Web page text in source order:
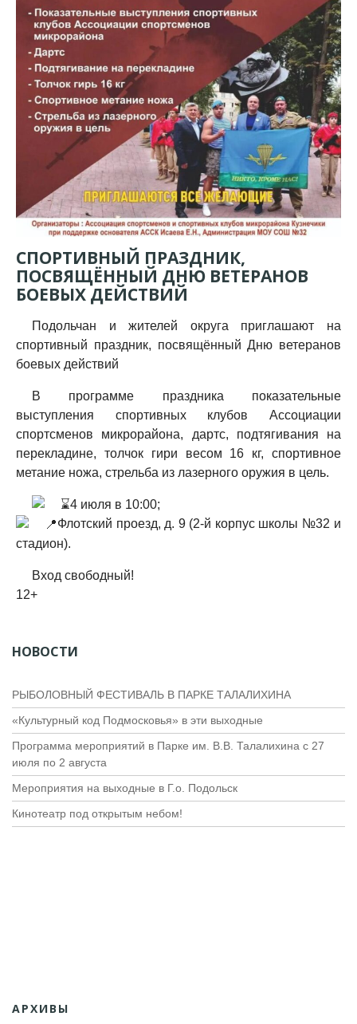
СПОРТИВНЫЙ ПРАЗДНИК,
ПОСВЯЩЁННЫЙ ДНЮ ВЕТЕРАНОВ
БОЕВЫХ ДЕЙСТВИЙ
Подольчан и жителей округа приглашают на
спортивный праздник, посвящённый Дню ветеранов
боевых действий
В программе праздника показательные
выступления спортивных клубов Ассоциации
спортсменов микрорайона, дартс, подтягивания на
перекладине, толчок гири весом 16 кг, спортивное
метание ножа, стрельба из лазерного оружия в цель.
️4 июля в 10:00;
Флотский проезд, д. 9 (2‑й корпус школы №32 и
стадион).
Вход свободный!
12+
НОВОСТИ
РЫБОЛОВНЫЙ ФЕСТИВАЛЬ В ПАРКЕ ТАЛАЛИХИНА
«Культурный код Подмосковья» в эти выходные
Программа мероприятий в Парке им. В.В. Талалихина с 27
июля по 2 августа
Мероприятия на выходные в Г.о. Подольск
Кинотеатр под открытым небом!
АРХИВЫ